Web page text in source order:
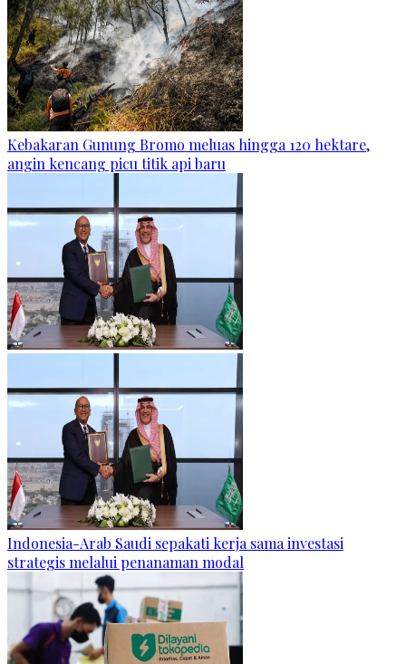
Kebakaran Gunung Bromo meluas hingga 120 hektare,
angin kencang picu titik api baru
Indonesia-Arab Saudi sepakati kerja sama investasi
strategis melalui penanaman modal